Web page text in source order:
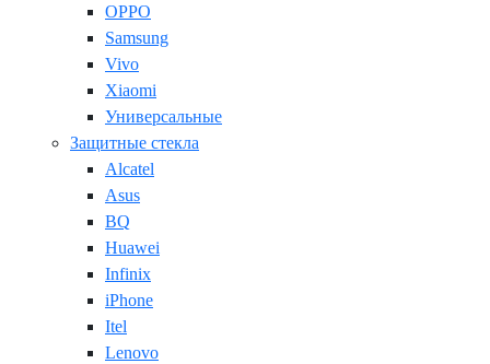
OPPO
Samsung
Vivo
Xiaomi
Универсальные
Защитные стекла
Alcatel
Asus
BQ
Huawei
Infinix
iPhone
Itel
Lenovo